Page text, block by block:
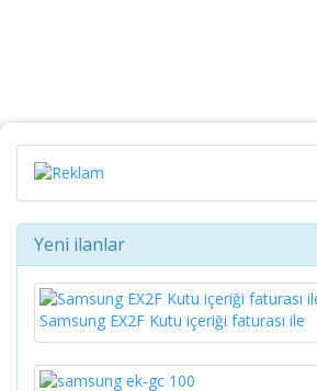
Yeni ilanlar
Samsung EX2F Kutu içeriği faturası ile